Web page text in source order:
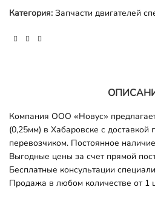
Категория: Запчасти двигателей
Компания ООО «Новус»
(0,25мм) в Хабаровске с доставкой
перевозчиком. Постоянное
Выгодные цены за счет прямой
Бесплатные консультации
Продажа в любом количестве от 1